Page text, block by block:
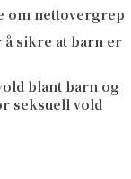
om nettovergrep
sikre at barn er
blant barn og
seksuell vold